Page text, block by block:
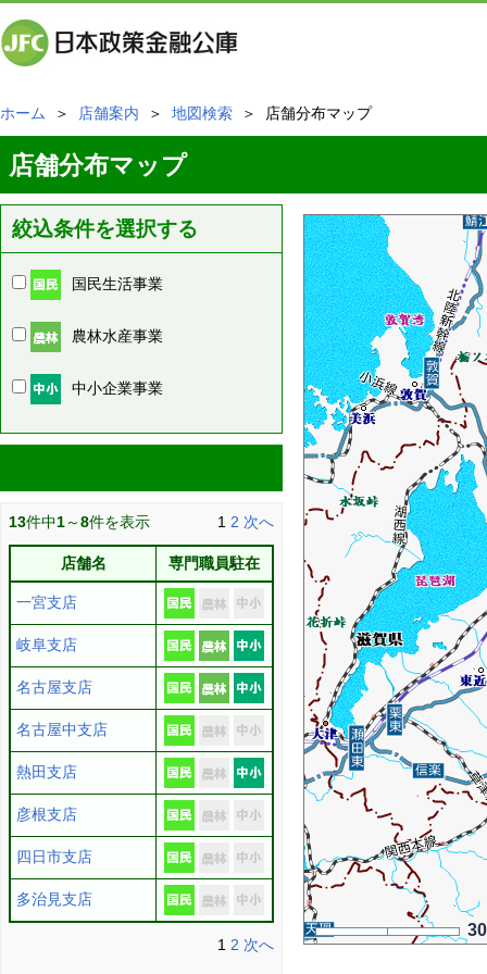
ホーム ＞ 店舗案内 ＞ 地図検索 ＞ 店舗分布マップ
店舗分布マップ
絞込条件を選択する
国民生活事業
農林水産事業
中小企業事業
13件中1～8件を表示 1 2 次へ
店舗名 専門職員駐在
一宮支店
岐阜支店
名古屋支店
名古屋中支店
熱田支店
彦根支店
四日市支店
多治見支店
1 2 次へ